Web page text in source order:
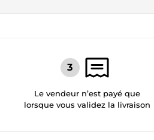
Le vendeur n’est payé que
lorsque vous validez la livraison